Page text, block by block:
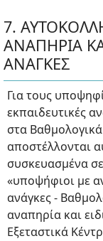
7.
ΑΝΑΠΗΡΙΑ
ΑΝΑΓΚΕΣ
Για τους
εκπαιδευτικές
στα
αποστέλλονται
συσκευασμένα
«υποψήφιοι με
ανάγκες -
αναπηρία και
Εξεταστικά